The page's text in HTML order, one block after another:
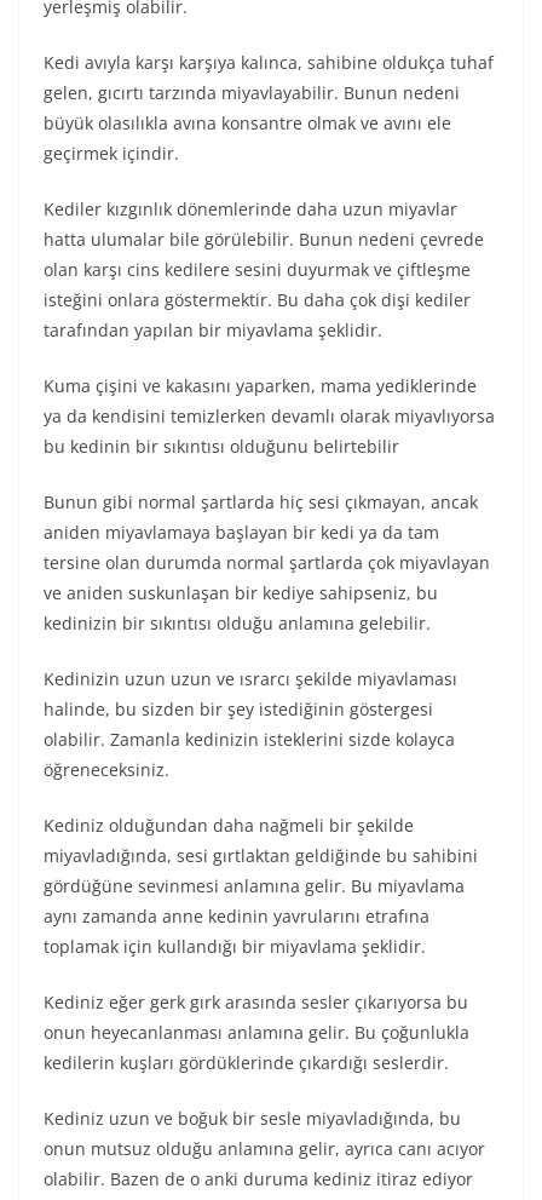
yerleşmiş olabilir.
Kedi avıyla karşı karşıya kalınca, sahibine oldukça tuhaf
gelen, gıcırtı tarzında miyavlayabilir. Bunun nedeni
büyük olasılıkla avına konsantre olmak ve avını ele
geçirmek içindir.
Kediler kızgınlık dönemlerinde daha uzun miyavlar
hatta ulumalar bile görülebilir. Bunun nedeni çevrede
olan karşı cins kedilere sesini duyurmak ve çiftleşme
isteğini onlara göstermektir. Bu daha çok dişi kediler
tarafından yapılan bir miyavlama şeklidir.
Kuma çişini ve kakasını yaparken, mama yediklerinde
ya da kendisini temizlerken devamlı olarak miyavlıyorsa
bu kedinin bir sıkıntısı olduğunu belirtebilir
Bunun gibi normal şartlarda hiç sesi çıkmayan, ancak
aniden miyavlamaya başlayan bir kedi ya da tam
tersine olan durumda normal şartlarda çok miyavlayan
ve aniden suskunlaşan bir kediye sahipseniz, bu
kedinizin bir sıkıntısı olduğu anlamına gelebilir.
Kedinizin uzun uzun ve ısrarcı şekilde miyavlaması
halinde, bu sizden bir şey istediğinin göstergesi
olabilir. Zamanla kedinizin isteklerini sizde kolayca
öğreneceksiniz.
Kediniz olduğundan daha nağmeli bir şekilde
miyavladığında, sesi gırtlaktan geldiğinde bu sahibini
gördüğüne sevinmesi anlamına gelir. Bu miyavlama
aynı zamanda anne kedinin yavrularını etrafına
toplamak için kullandığı bir miyavlama şeklidir.
Kediniz eğer gerk gırk arasında sesler çıkarıyorsa bu
onun heyecanlanması anlamına gelir. Bu çoğunlukla
kedilerin kuşları gördüklerinde çıkardığı seslerdir.
Kediniz uzun ve boğuk bir sesle miyavladığında, bu
onun mutsuz olduğu anlamına gelir, ayrıca canı acıyor
olabilir. Bazen de o anki duruma kediniz itiraz ediyor